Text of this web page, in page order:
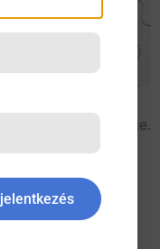
betegen
a szükségessége.